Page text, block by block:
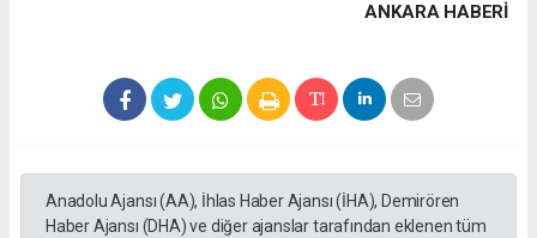
ANKARA HABERİ
Anadolu Ajansı (AA), İhlas Haber Ajansı (İHA), Demirören
Haber Ajansı (DHA) ve diğer ajanslar tarafından eklenen tüm